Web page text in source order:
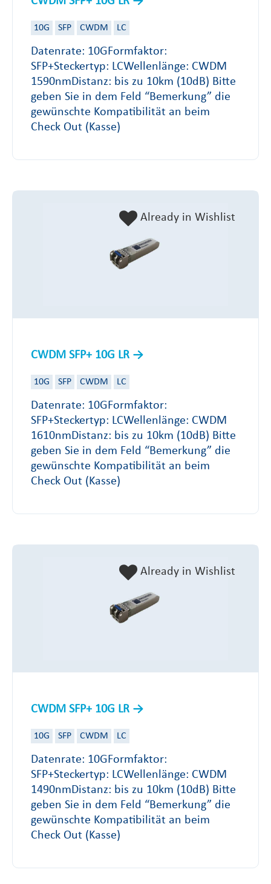
10G SFP CWDM LC
Datenrate: 10GFormfaktor:
SFP+Steckertyp: LCWellenlänge: CWDM
1590nmDistanz: bis zu 10km (10dB) Bitte
geben Sie in dem Feld “Bemerkung” die
gewünschte Kompatibilität an beim
Check Out (Kasse)
CWDM SFP+ 10G LR
10G SFP CWDM LC
Datenrate: 10GFormfaktor:
SFP+Steckertyp: LCWellenlänge: CWDM
1610nmDistanz: bis zu 10km (10dB) Bitte
geben Sie in dem Feld “Bemerkung” die
gewünschte Kompatibilität an beim
Check Out (Kasse)
Already in Wishlist
CWDM SFP+ 10G LR
10G SFP CWDM LC
Datenrate: 10GFormfaktor:
SFP+Steckertyp: LCWellenlänge: CWDM
1490nmDistanz: bis zu 10km (10dB) Bitte
geben Sie in dem Feld “Bemerkung” die
gewünschte Kompatibilität an beim
Check Out (Kasse)
Already in Wishlist